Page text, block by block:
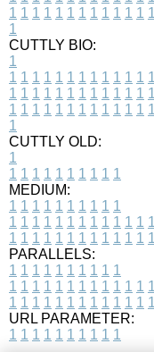
1 1 1 1 1 1 1 1 1 1 1 1 1
1
CUTTLY BIO:
1
1 1 1 1 1 1 1 1 1 1 1 1 1
1 1 1 1 1 1 1 1 1 1 1 1 1
1 1 1 1 1 1 1 1 1 1 1 1 1
1
CUTTLY OLD:
1
1 1 1 1 1 1 1 1 1 1
MEDIUM:
1 1 1 1 1 1 1 1 1 1
1 1 1 1 1 1 1 1 1 1 1 1 1
1 1 1 1 1 1 1 1 1 1 1 1 1
PARALLELS:
1 1 1 1 1 1 1 1 1 1
1 1 1 1 1 1 1 1 1 1 1 1 1
1 1 1 1 1 1 1 1 1 1 1 1 1
URL PARAMETER:
1 1 1 1 1 1 1 1 1 1